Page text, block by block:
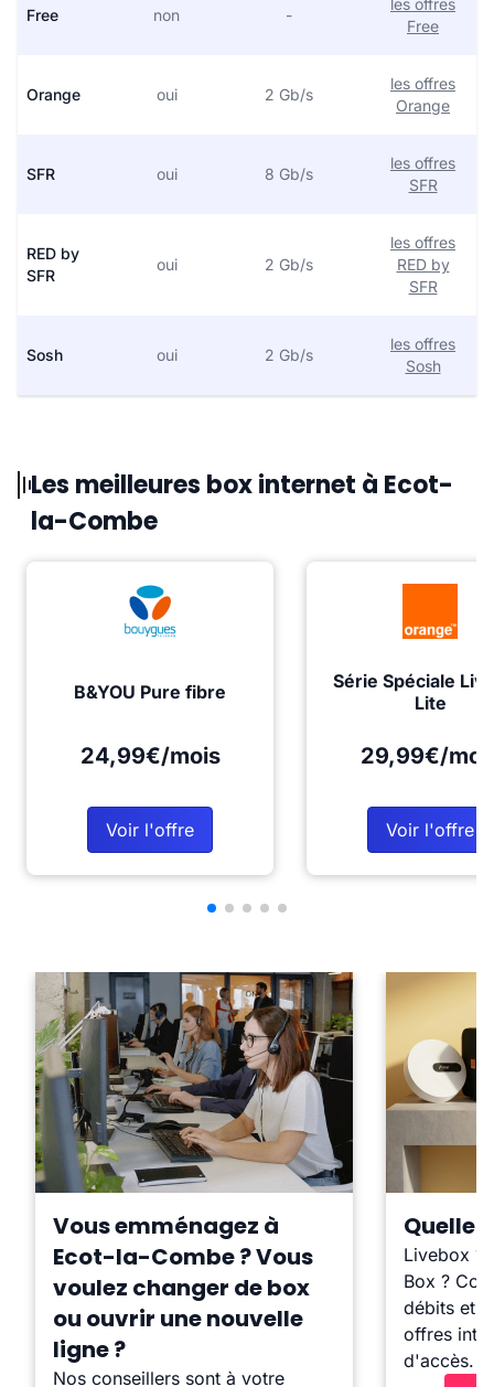
Free non -
les offres
Free
Orange oui 2 Gb/s
les offres
Orange
SFR oui 8 Gb/s
les offres
SFR
RED by
SFR
oui 2 Gb/s
les offres
RED by
SFR
Sosh oui 2 Gb/s
les offres
Sosh
Les meilleures box internet à Ecot-
la-Combe
B&YOU Pure fibre
24,99€/mois
Voir l'offre
Série Spéciale
Lite
29,99€/
Voir l'offre
Vous emménagez à
Ecot-la-Combe ? Vous
voulez changer de box
ou ouvrir une nouvelle
ligne ?
Nos conseillers sont à votre
Quelle
Livebox ?
Box ?
débits et
offres
d'accès.